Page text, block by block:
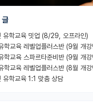
유학교육 밋업 (8/29, 오프라인)
학교육 레벨업플러스반 (9월 개강
학교육 스파르타준비반 (9월 개강
학교육 레벨업플러스반 (8월 개강
유학교육 1:1 맞춤 상담